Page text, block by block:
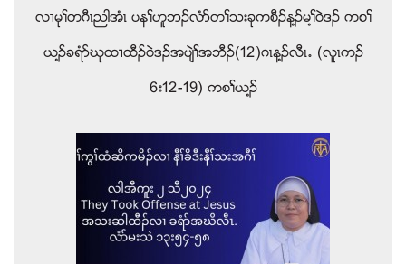
လ႕မုႈတဂီၚညါအံၚ ပနႈဟူဘဥလံဏတႈသးခုကစီဥန႔ဥမ႔ႈ၀ဲဒဥ ကစႈ
ဎ႔ဥခရံဏဃုထ႕ထီဥ၀ဲဒဥအပ်ဲႈအဘီဥ(12)ဂၚန႔ဥလီၚ’ (လူၚကဥ
6း12-19) ကစႈဎ႔ဥ